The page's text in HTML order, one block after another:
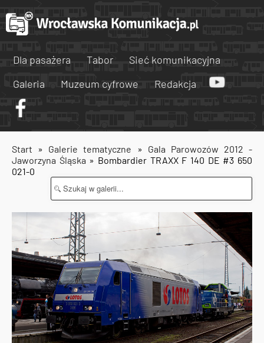
Dla pasażera Tabor
Sieć komunikacyjna
Galeria
Muzeum cyfrowe Redakcja
Start » Galerie tematyczne » Gala Parowozów 2012 -
Jaworzyna Śląska » Bombardier TRAXX F 140 DE #3 650
021-0